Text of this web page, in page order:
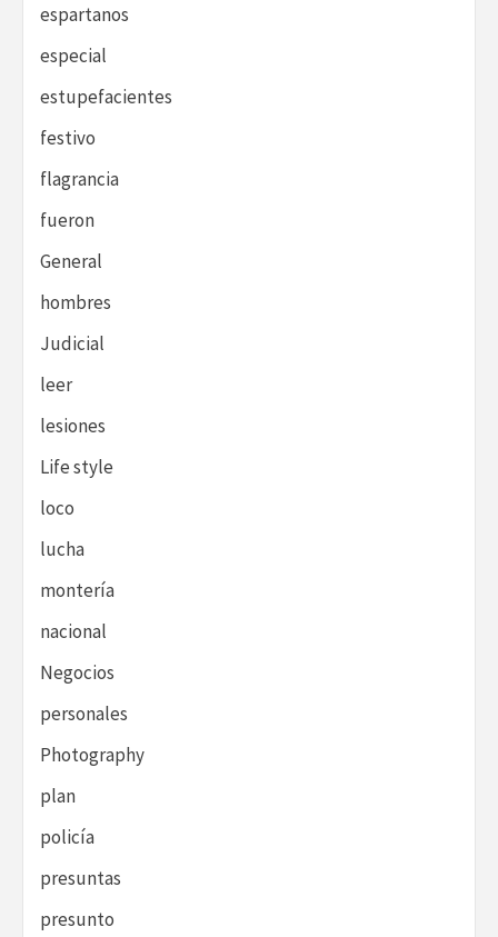
espartanos
especial
estupefacientes
festivo
flagrancia
fueron
General
hombres
Judicial
leer
lesiones
Life style
loco
lucha
montería
nacional
Negocios
personales
Photography
plan
policía
presuntas
presunto